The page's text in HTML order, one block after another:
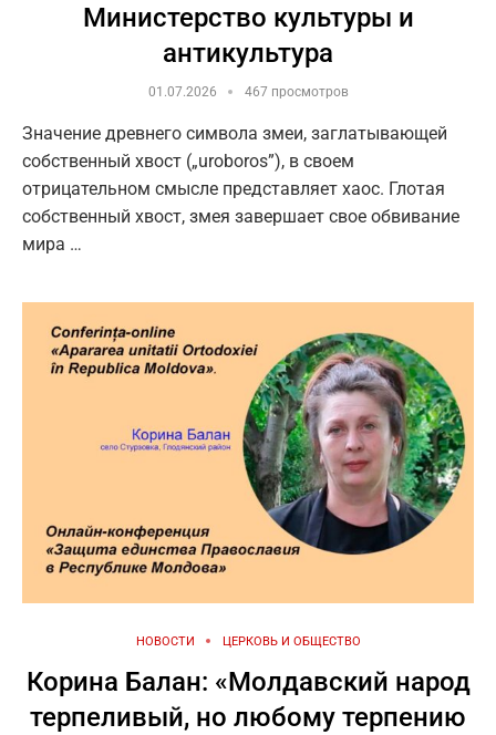
Министерство культуры и
антикультура
01.07.2026 467 просмотров
Значение древнего символа змеи, заглатывающей
собственный хвост („uroboros”), в своем
отрицательном смысле представляет хаос. Глотая
собственный хвост, змея завершает свое обвивание
мира …
НОВОСТИ ЦЕРКОВЬ И ОБЩЕСТВО
Корина Балан: «Молдавский народ
терпеливый, но любому терпению